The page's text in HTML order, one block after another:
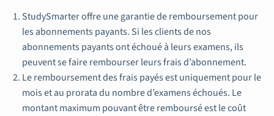
StudySmarter offre une garantie de remboursement pour
les abonnements payants. Si les clients de nos
abonnements payants ont échoué à leurs examens, ils
peuvent se faire rembourser leurs frais d’abonnement.
Le remboursement des frais payés est uniquement pour le
mois et au prorata du nombre d’examens échoués. Le
montant maximum pouvant être remboursé est le coût